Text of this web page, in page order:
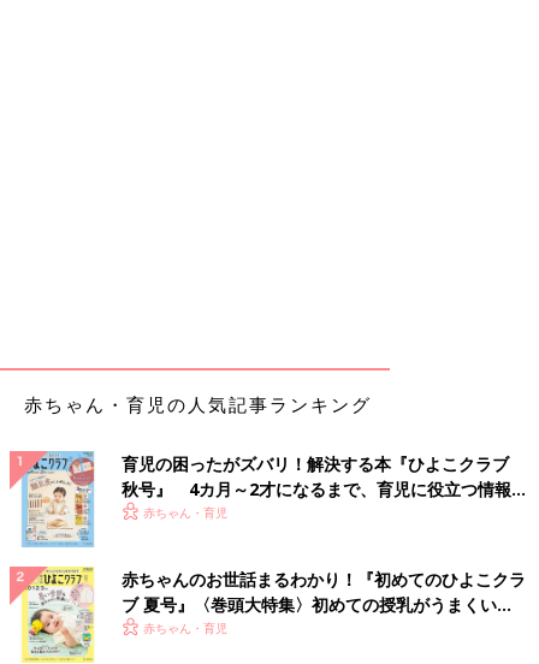
どうしようもないことも多くて、うんざりしてしまうんです
が・・・ふと、 こうやって思い通りにならない現実と向き合って
いるのかと思うと、胸が熱くなります。
ならなくて泣きたいことばかり。
赤ちゃん・育児の人気記事ランキング
育児の困ったがズバリ！解決する本『ひよこクラブ
秋号』 4カ月～2才になるまで、育児に役立つ情報が
いっぱい！
赤ちゃん・育児
赤ちゃんのお世話まるわかり！『初めてのひよこクラ
ブ 夏号』〈巻頭大特集〉初めての授乳がうまくい
く！ おっぱい・ミルクの基本と夏のトラブル 解決テ
赤ちゃん・育児